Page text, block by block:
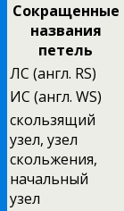
Сокращенные
названия
петель
ЛС (англ. RS)
ИС (англ. WS)
скользящий
узел, узел
скольжения,
начальный
узел